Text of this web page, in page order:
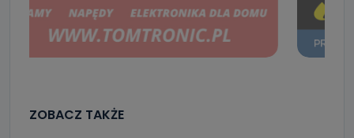
ZOBACZ TAKŻE